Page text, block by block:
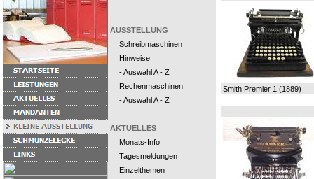
AUSSTELLUNG
Schreibmaschinen
Hinweise
- Auswahl A - Z
Rechenmaschinen
- Auswahl A - Z
AKTUELLES
Monats-Info
Tagesmeldungen
Einzelthemen
Smith Premier 1 (1889)